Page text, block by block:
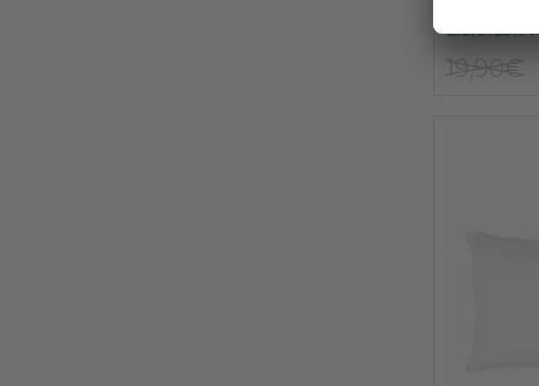
Lieferzeit 1
19,90€